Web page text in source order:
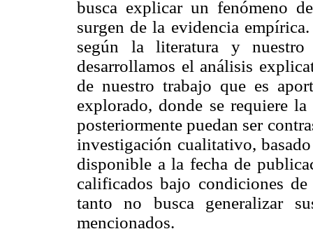
busca explicar un fenómeno
surgen de la evidencia
según la literatura y
desarrollamos el análisis
de nuestro trabajo que es
explorado, donde se requiere
posteriormente puedan ser
investigación cualitativo,
disponible a la fecha de
calificados bajo condiciones
tanto no busca generalizar
mencionados.